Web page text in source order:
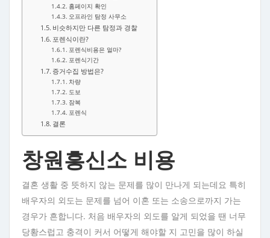
홈페이지 확인
오프라인 탐정 사무소
비슷하지만 다른 탐정과 경찰
포렌식이란?
포렌식비용은 얼마?
포렌식기간
증거수집 방법은?
차량
도보
잠복
포렌식
결론
창원흥신소 비용
결혼 생활 중 뜻하지 않는 문제를 많이 만나게 되는데요 특히
배우자의 외도는 문제를 넘어 이혼 또는 소송으로까지 가는
경우가 흔합니다. 처음 배우자의 외도를 알게 되었을 땐 너무
당황스럽고 충격이 커서 어떻게 해야할 지 고민을 많이 하실